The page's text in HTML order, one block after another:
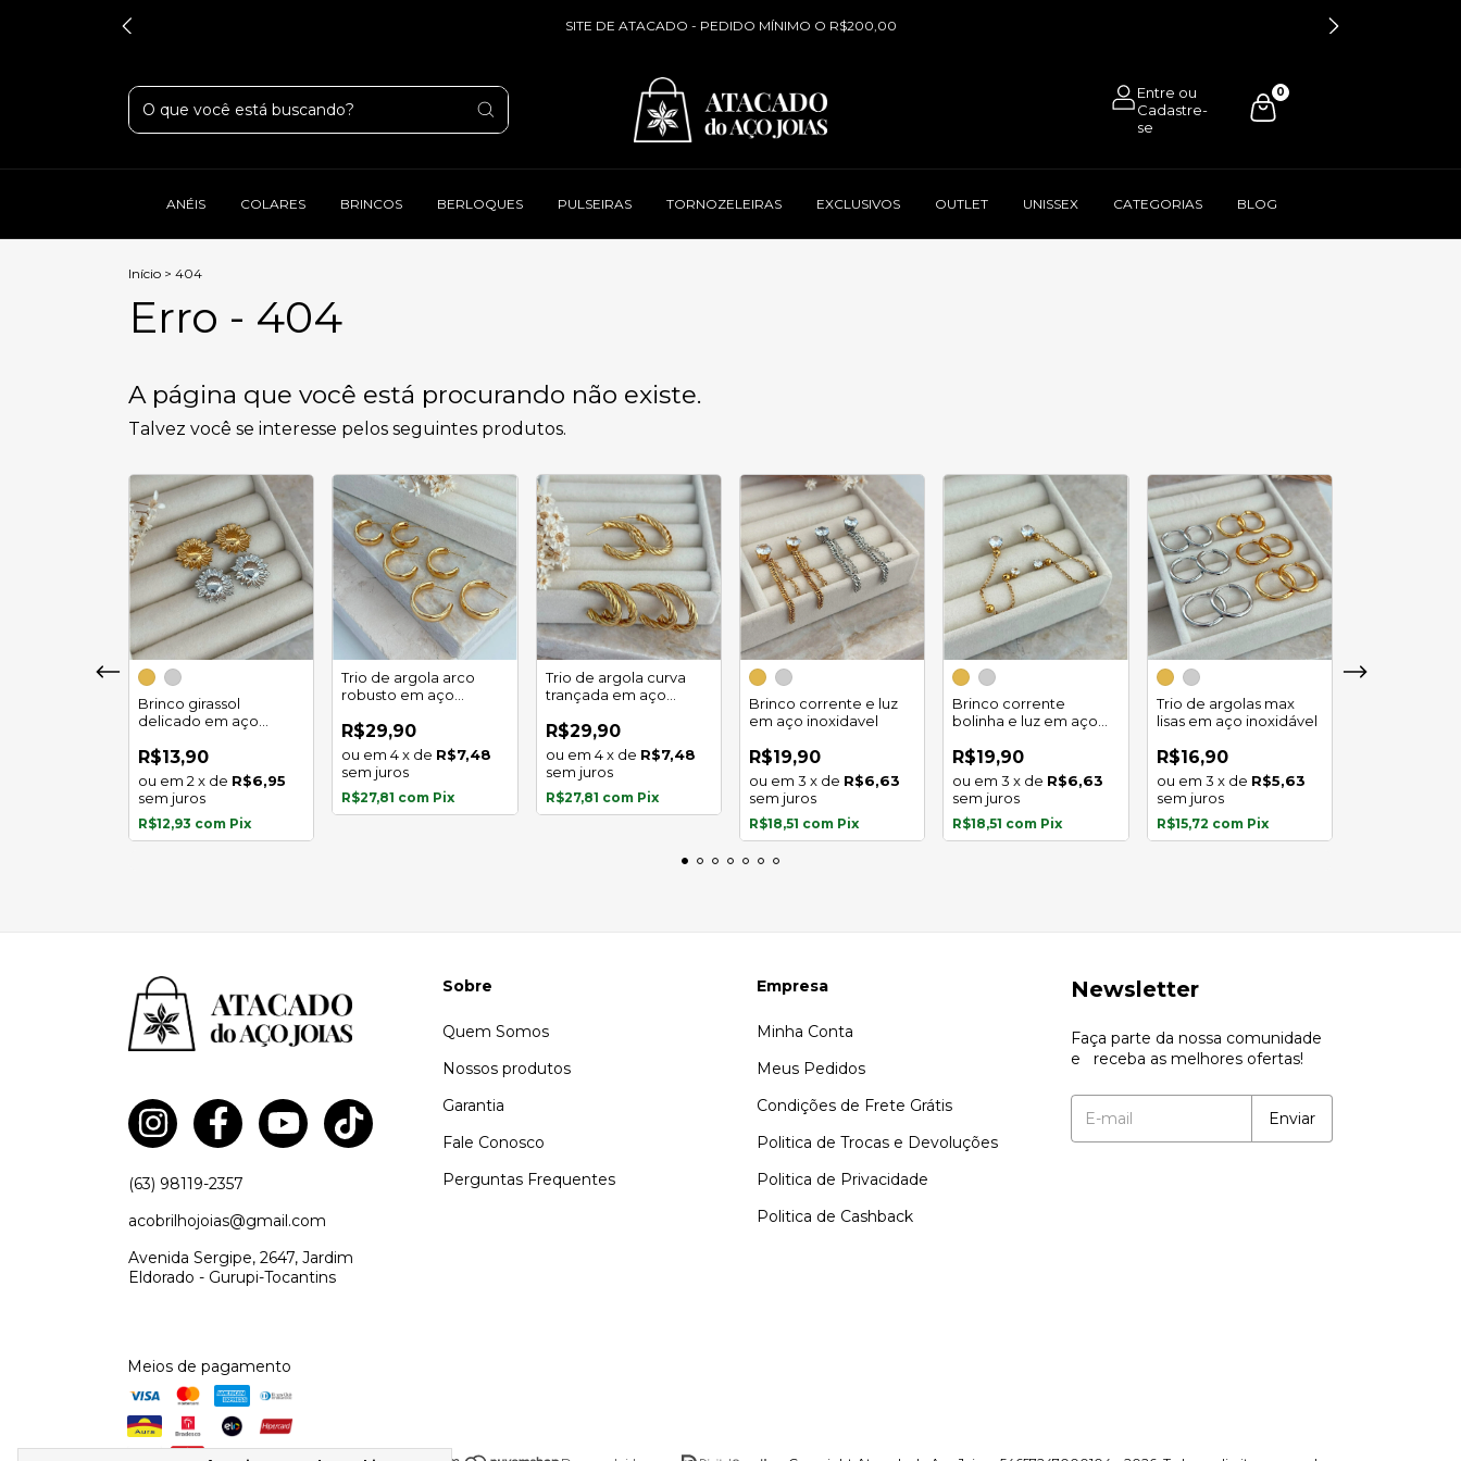
SITE DE ATACADO - PEDIDO MÍNIMO O R$200,00
0
ANÉIS COLARES BRINCOS BERLOQUES PULSEIRAS TORNOZELEIRAS EXCLUSIVOS OUTLET UNISSEX CATEGORIAS BLOG
Início > 404
Erro - 404
A página que você está procurando não existe.
Talvez você se interesse pelos seguintes produtos.
Brinco girassol
delicado em aço
R$13,90
2 x de R$6,95
sem juros
R$12,93 com Pix
Trio de argola arco
robusto em aço
R$29,90
4 x de R$7,48
sem juros
R$27,81 com Pix
Trio de argola curva
trançada em aço
R$29,90
4 x de R$7,48
sem juros
R$27,81 com Pix
Brinco corrente e luz
em aço inoxidavel
R$19,90
3 x de R$6,63
sem juros
R$18,51 com Pix
Brinco corrente
bolinha e luz em aço
R$19,90
3 x de R$6,63
sem juros
R$18,51 com Pix
Trio de argolas max
lisas em aço inoxidável
R$16,90
3 x de R$5,63
sem juros
R$15,72 com Pix
Trio de argola
(63) 98119-2357
acobrilhojoias@gmail.com
Avenida Sergipe, 2647, Jardim
Eldorado - Gurupi-Tocantins
Sobre
Quem Somos
Nossos produtos
Garantia
Fale Conosco
Perguntas Frequentes
Empresa
Minha Conta
Meus Pedidos
Condições de Frete Grátis
Politica de Trocas e Devoluções
Politica de Privacidade
Politica de Cashback
Newsletter
Faça parte da nossa comunidade
e receba as melhores ofertas!
Meios de pagamento